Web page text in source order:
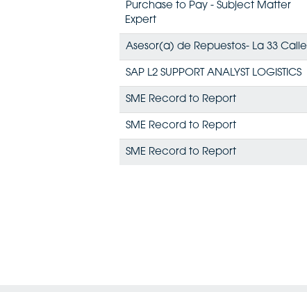
Purchase to Pay - Subject Matter
Expert
Asesor(a) de Repuestos- La 33 Calle
SAP L2 SUPPORT ANALYST LOGISTICS
SME Record to Report
SME Record to Report
SME Record to Report